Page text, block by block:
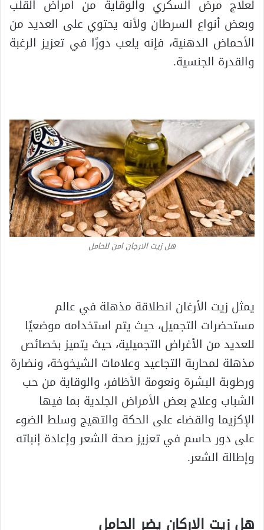
لعلاج مرض السكري والوقاية من أمراض القلب
وبعض أنواع السرطان ولأنه يحتوي على العديد من
الأحماض الدهنية، فإنه يلعب دورًا في تعزيز الرغبة
والقدرة الجنسية.
هل زيت الارجان امن للحامل
يمثل زيت الأرغان انطلاقة مذهلة في عالم
مستحضرات التجميل، حيث يتم استخدامه موضعيًا
للعديد من الأغراض التجميلية، حيث يتميز بخصائص
مذهلة لمحاربة التجاعيد وعلامات الشيخوخة، ونضارة
ورطوبة البشرة ونعومة الأظافر، والوقاية من حب
الشباب وعلاج بعض الأمراض الجلدية بما فيها
الإكزيما والقضاء على الحكة والتهيج وسلط الضوء
على دور حاسم في تعزيز صحة الشعر وإعادة إنباته
وإطالة الشعر.
هل زيت الاركان يضر الحامل